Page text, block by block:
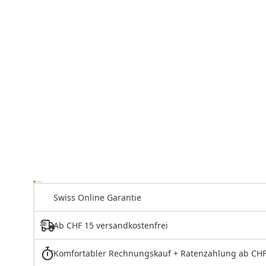
Swiss Online Garantie
Ab CHF 15 versandkostenfrei
Komfortabler Rechnungskauf + Ratenzahlung ab